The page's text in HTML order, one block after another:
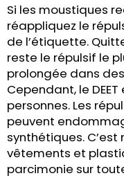
Si les moustiques
réappliquez le
de l’étiquette.
reste le répulsif le
prolongée dans
Cependant, le
personnes. Les
peuvent
synthétiques.
vêtements et
parcimonie sur